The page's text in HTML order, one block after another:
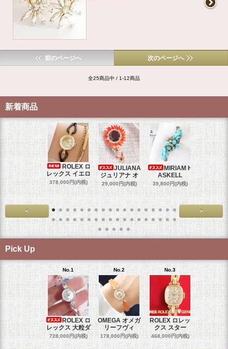
前のページへ 次のページへ
全25商品中 / 1-12商品
新着商品
ROLEX ロ
レックス イエロ
378,000円(内税)
JULIANA
ジュリアナ オ
29,000円(内税)
MIRIAM H
ASKELL
39,800円(内税)
オメガマ
スダ
458,000円
< >
Pick Up
No.1
ROLEX ロ
レックス 大粒ダ
728,000円(内税)
No.2
OMEGA オメガ
リーフヴィ
178,000円(内税)
No.3
ROLEX ロレッ
クス スター
468,000円(内税)
No.4
ROLEX
クス
458,000円